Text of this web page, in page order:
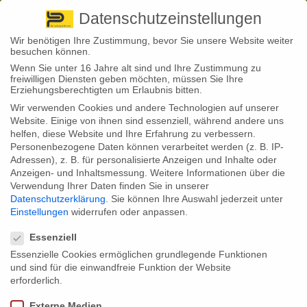
+ 49 3501 528571 |
Back to News
05
Stephan Fröhlich
Reiserücktrittsversicherung: Gerade ist es wieder passiert: Vor
wenigen Tagen gab es einen Anschlag in Istanbul, 43 Menschen
wurden getötet und weitere 230 verletzt. Nun hat man eine Reise
dass es im Urlaubsland einen Terrorangriff gab. Natürlich haben
dann viele Touristen keine Lust mehr, ein Flugzeug zu besteigen und
hinzufliegen. Zum Glück hat man eine Reiserücktrittsversicherung.
Aber greift die in diesem Fall? Leider nicht.
erst einmal die Homepage des Auswärtigen Amtes. Und gerade stehen
Datenschutzeinstellungen
Wir benötigen Ihre Zustimmung, bevor Sie unsere Website weiter
besuchen können.
Wenn Sie unter 16 Jahre alt sind und Ihre Zustimmung zu
freiwilligen Diensten geben möchten, müssen Sie Ihre
Erziehungsberechtigten um Erlaubnis bitten.
Wir verwenden Cookies und andere Technologien auf unserer
Website. Einige von ihnen sind essenziell, während andere uns
helfen, diese Website und Ihre Erfahrung zu verbessern.
Personenbezogene Daten können verarbeitet werden (z. B. IP-
Adressen), z. B. für personalisierte Anzeigen und Inhalte oder
Anzeigen- und Inhaltsmessung. Weitere Informationen über die
Verwendung Ihrer Daten finden Sie in unserer
Datenschutzerklärung
Sie können Ihre Auswahl jederzeit unter
Einstellungen widerrufen oder anpassen.
Essenziell
Essenzielle Cookies ermöglichen grundlegende Funktionen
und sind für die einwandfreie Funktion der Website
erforderlich.